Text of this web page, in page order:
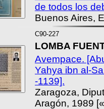
de todos los
Buenos Aires,
C90-227
LOMBA
Avempace.
Yahya ibn al-
-1139].
Zaragoza,
Aragón, 1989